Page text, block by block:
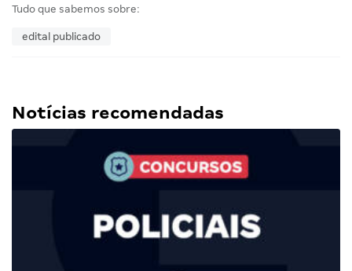
Tudo que sabemos sobre:
edital publicado
Notícias recomendadas